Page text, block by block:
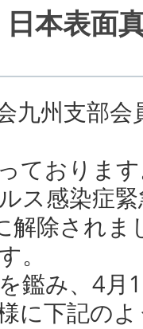
日本表面
九州支部会
ておりま
ス感染症
解除され
。
鑑み、4月
に下記の